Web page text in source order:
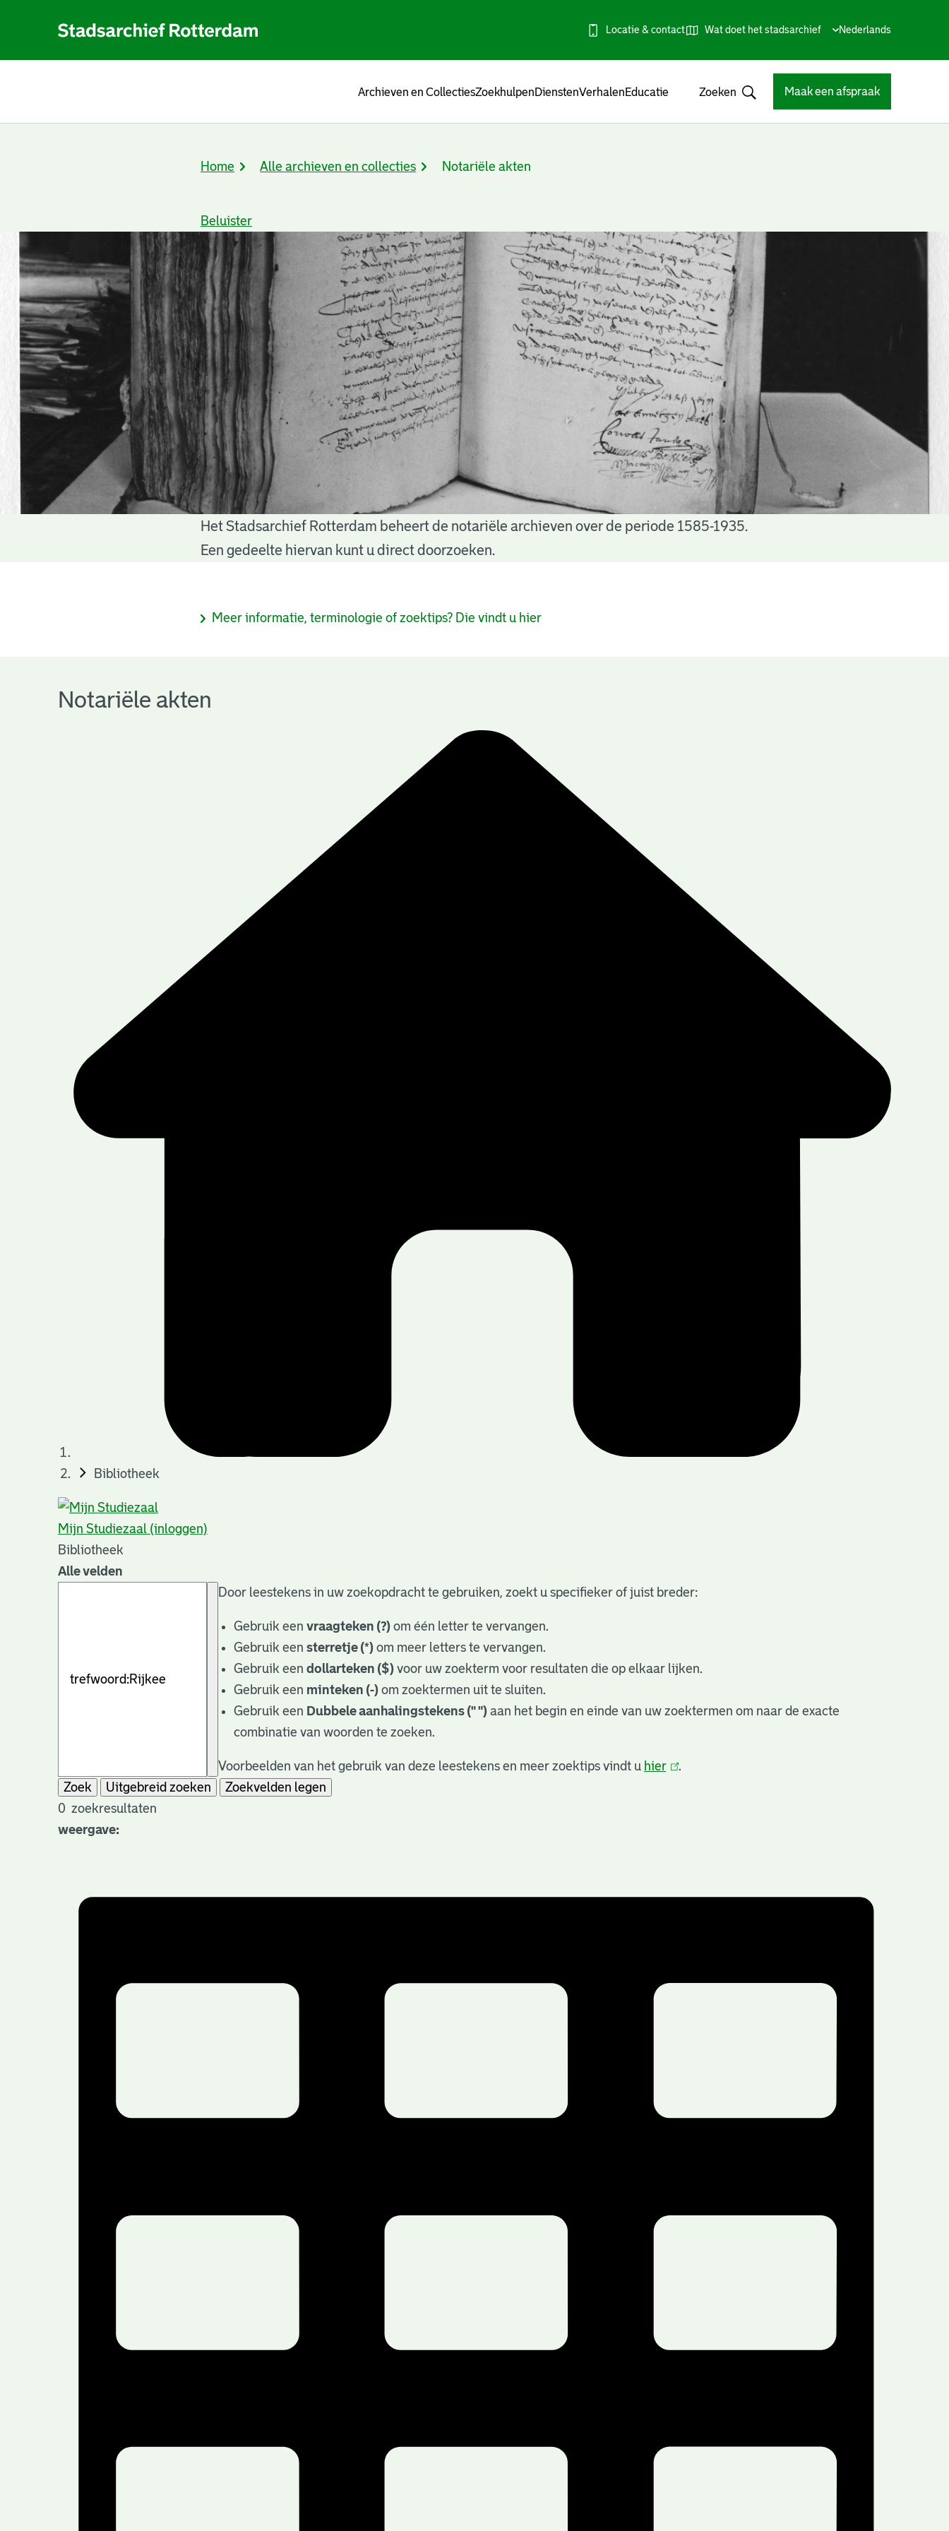
Locatie & contact Wat doet het stadsarchief
Huidige
Nederlands
Archieven en CollectiesZoekhulpenDienstenVerhalenEducatie Zoeken Maak een afspraak
Kruimelpad
Home Alle archieven en collecties Notariële akten
Beluister
Het Stadsarchief Rotterdam beheert de notariële archieven over de periode 1585-1935.
Een gedeelte hiervan kunt u direct doorzoeken.
Informatiepagina's
archieven
Meer informatie, terminologie of zoektips? Die vindt u hier
Notariële akten
Bibliotheek
Mijn Studiezaal (inloggen)
Bibliotheek
Alle velden
Door leestekens in uw zoekopdracht te gebruiken, zoekt u specifieker of juist breder:
Gebruik eenvraagteken (?) om één letter te vervangen.
Gebruik eensterretje (*) om meer letters te vervangen.
Gebruik eendollarteken ($) voor uw zoekterm voor resultaten die op elkaar lijken.
Gebruik een minteken (-) om zoektermen uit te sluiten.
Gebruik een Dubbele aanhalingstekens (" ") aan het begin en einde van uw zoektermen om naar de exacte
combinatie van woorden te zoeken.
Voorbeelden van het gebruik van deze leestekens en meer zoektips vindt u hier(link
.
Zoek
Uitgebreid zoeken
Zoekvelden legen
0 zoekresultaten
weergave: